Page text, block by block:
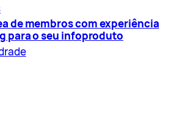
de membros com experiência
para o seu infoproduto